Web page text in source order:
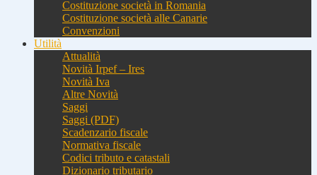
Costituzione società in Romania
Costituzione società alle Canarie
Convenzioni
Utilità
Attualità
Novità Irpef – Ires
Novità Iva
Altre Novità
Saggi
Saggi (PDF)
Scadenzario fiscale
Normativa fiscale
Codici tributo e catastali
Dizionario tributario